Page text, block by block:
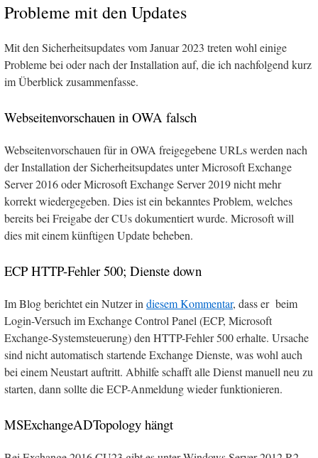
Probleme mit den Updates
Mit den Sicherheitsupdates vom Januar 2023 treten wohl einige
Probleme bei oder nach der Installation auf, die ich nachfolgend kurz
im Überblick zusammenfasse.
Webseitenvorschauen in OWA falsch
Webseitenvorschauen für in OWA freigegebene URLs werden nach
der Installation der Sicherheitsupdates unter Microsoft Exchange
Server 2016 oder Microsoft Exchange Server 2019 nicht mehr
korrekt wiedergegeben. Dies ist ein bekanntes Problem, welches
bereits bei Freigabe der CUs dokumentiert wurde. Microsoft will
dies mit einem künftigen Update beheben.
ECP HTTP-Fehler 500; Dienste down
Im Blog berichtet ein Nutzer indiesem Kommentar, dass er beim
Login-Versuch im Exchange Control Panel (ECP, Microsoft
Exchange-Systemsteuerung) den HTTP-Fehler 500 erhalte. Ursache
sind nicht automatisch startende Exchange Dienste, was wohl auch
bei einem Neustart auftritt. Abhilfe schafft alle Dienst manuell neu zu
starten, dann sollte die ECP-Anmeldung wieder funktionieren.
MSExchangeADTopology hängt